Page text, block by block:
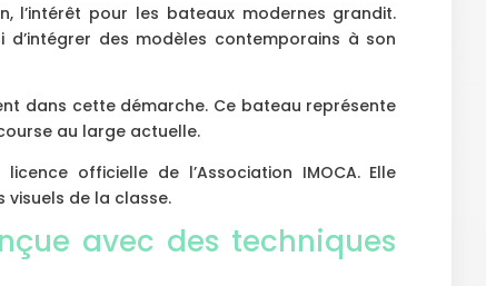
l’intérêt pour les bateaux modernes grandit.
des modèles contemporains à son
dans cette démarche. Ce bateau représente
au large actuelle.
officielle de l’Association IMOCA. Elle
visuels de la classe.
avec des techniques